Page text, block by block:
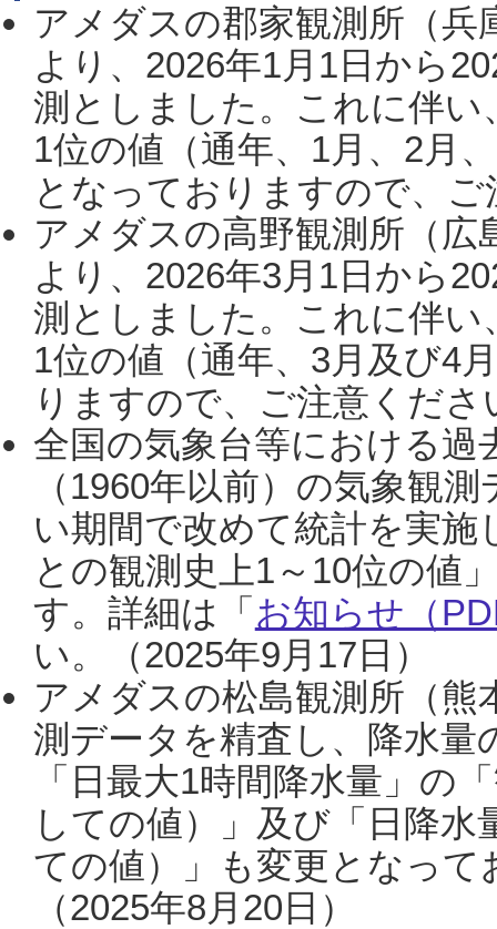
アメダスの郡家観測所（
より、2026年1月1日から
測としました。これに伴い
1位の値（通年、1月、2月
となっておりますので、
アメダスの高野観測所（
より、2026年3月1日から
測としました。これに伴い
1位の値（通年、3月及び4
りますので、ご注意くだ
全国の気象台等における過
（1960年以前）の気象観
い期間で改めて統計を実
との観測史上1～10位の値
す。詳細は「 お知らせ（
い。（2025年9月17日）
アメダスの松島観測所（熊
測データを精査し、降水
「日最大1時間降水量」の
しての値）」及び「日降
ての値）」も変更となっ
（2025年8月20日）